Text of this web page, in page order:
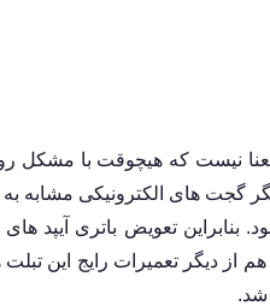
معنا نیست که هیچوقت با مشکل
گجت های الکترونیکی مشابه
تعویض باتری آیپد های
از دیگر تعمیرات رایج این
شد.